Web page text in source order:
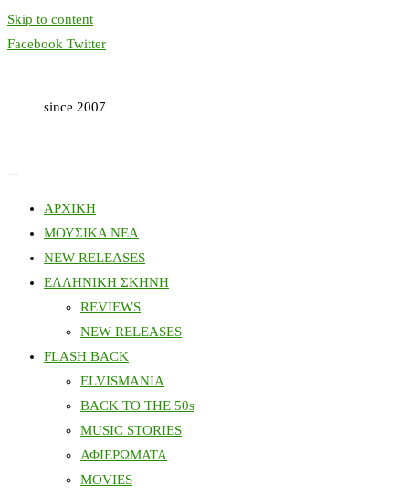
Skip to content
Facebook Twitter
since 2007
ΑΡΧΙΚΗ
ΜΟΥΣΙΚΑ ΝΕΑ
NEW RELEASES
ΕΛΛΗΝΙΚΗ ΣΚΗΝΗ
REVIEWS
NEW RELEASES
FLASH BACK
ELVISMANIA
BACK TO THE 50s
MUSIC STORIES
ΑΦΙΕΡΩΜΑΤΑ
MOVIES